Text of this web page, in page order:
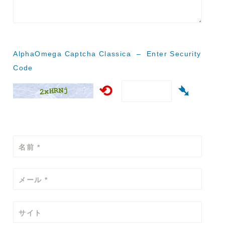
ン
AlphaOmega Captcha Classica – Enter Security
Code
⟲ ➴
名前 *
メール *
サイト